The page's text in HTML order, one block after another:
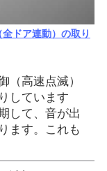
全ドア連動）の取り
（高速点滅）
しています
して、音が出
ます。これも